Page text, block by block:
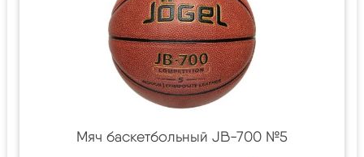
Мяч баскетбольный JB-700 №5